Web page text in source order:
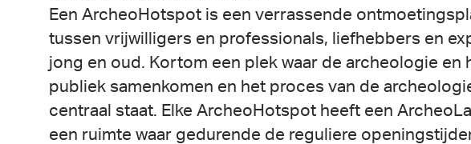
Een ArcheoHotspot is een verrassende
tussen vrijwilligers en professionals, liefhebbers en
jong en oud. Kortom een plek waar de archeologie en
publiek samenkomen en het proces van de
centraal staat. Elke ArcheoHotspot heeft een
een ruimte waar gedurende de reguliere